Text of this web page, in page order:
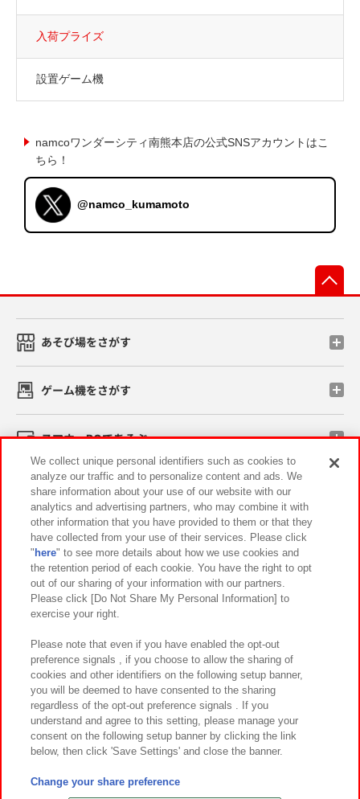
入荷プライズ
設置ゲーム機
namcoワンダーシティ南熊本店の公式SNSアカウントはこ
ちら！
@namco_kumamoto
あそび場をさがす
ゲーム機をさがす
スマホ・PCであそぶ
イベント・キャンペーン
関連会社 サステナビリティ サイトポリシー
プライバシーポリシー ウェブアクセシビリティ方針と検証結果
お取引先さまとともに
カスタマーハラスメント対応方針 よくあるご質問・お問い合わせ
©Bandai Namco Amusement Inc.
©Bandai Namco Amusement Lab Inc.
We collect unique personal identifiers such as cookies to
analyze our traffic and to personalize content and ads. We
share information about your use of our website with our
analytics and advertising partners, who may combine it with
other information that you have provided to them or that they
have collected from your use of their services. Please click
" here" to see more details about how we use cookies and
the retention period of each cookie. You have the right to opt
out of our sharing of your information with our partners.
Please click [Do Not Share My Personal Information] to
exercise your right.
Please note that even if you have enabled the opt-out
preference signals , if you choose to allow the sharing of
cookies and other identifiers on the following setup banner,
you will be deemed to have consented to the sharing
regardless of the opt-out preference signals . If you
understand and agree to this setting, please manage your
consent on the following setup banner by clicking the link
below, then click 'Save Settings' and close the banner.
Change your share preference